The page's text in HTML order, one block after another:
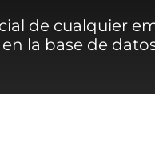
de cualquier
la base de